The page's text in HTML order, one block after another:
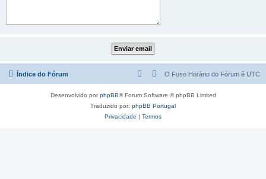
Índice do Fórum O Fuso Horário do Fórum é UTC
Desenvolvido porphpBB® Forum Software © phpBB Limited
Traduzido por: phpBB Portugal
Privacidade | Termos